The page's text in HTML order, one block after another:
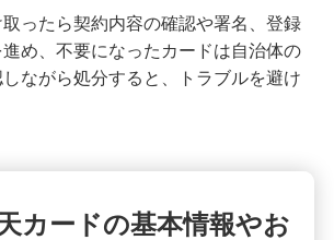
ったら契約内容の確認や署名、登録
め、不要になったカードは自治体の
ながら処分すると、トラブルを避け
カードの基本情報やお